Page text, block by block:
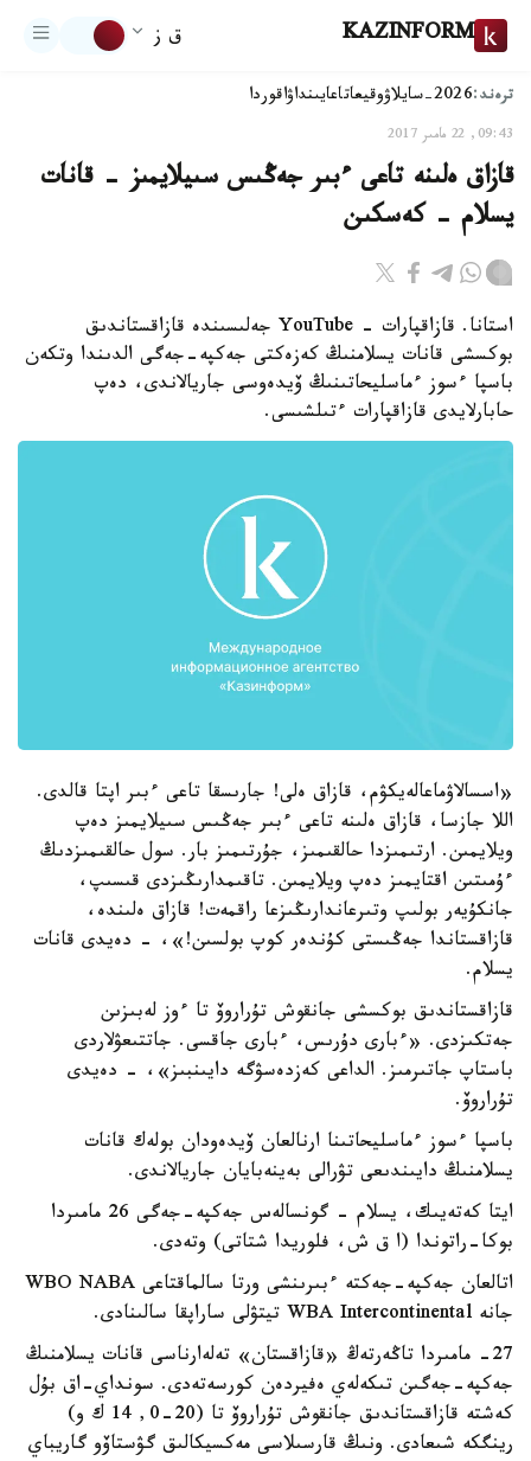
KAZINFORM ق ز
ترەند:2026-سايلاۋ وقيعاتاعايىنداۋاقوردا
09:43, 22 مامىر 2017
قازاق ەلىنە تاعى ءبىر جەڭىس سىيلايمىز - قانات
يسلام - كەسكىن
استانا. قازاقپارات - YouTube جەلىسىندە قازاقستاندىق
بوكسشى قانات يسلامنىڭ كەزەكتى جەكپە-جەگى الدىندا وتكەن
باسپا ءسوز ءماسليحاتىنىڭ ۆيدەوسى جاريالاندى، دەپ
حابارلايدى قازاقپارات ءتىلشىسى.
«اسسالاۋماعالەيكۋم، قازاق ەلى! جارىسقا تاعى ءبىر اپتا قالدى.
اللا جازسا، قازاق ەلىنە تاعى ءبىر جەڭىس سىيلايمىز دەپ
ويلايمىن. ارتىمىزدا حالقىمىز، جۇرتىمىز بار. سول حالقىمىزدىڭ
ءۇمىتىن اقتايمىز دەپ ويلايمىن. تاقىمدارىڭىزدى قىسىپ،
جانكۇيەر بولىپ وتىرعاندارىڭىزعا راقمەت! قازاق ەلىندە،
قازاقستاندا جەڭىستى كۇندەر كوپ بولسىن!»، - دەيدى قانات
يسلام.
قازاقستاندىق بوكسشى جانقوش تۇراروۆ تا ءوز لەبىزىن
جەتكىزدى. «ءبارى دۇرىس، ءبارى جاقسى. جاتتىعۋلاردى
باستاپ جاتىرمىز. الداعى كەزدەسۋگە دايىنبىز»، - دەيدى
تۇراروۆ.
باسپا ءسوز ءماسليحاتىنا ارنالعان ۆيدەودان بولەك قانات
يسلامنىڭ دايىندىعى تۋرالى بەينەبايان جاريالاندى.
ايتا كەتەيىك، يسلام - گونسالەس جەكپە-جەگى 26 مامىردا
بوكا-راتوندا (ا ق ش، فلوريدا شتاتى) وتەدى.
اتالعان جەكپە-جەكتە ءبىرىنشى ورتا سالماقتاعى WBO NABA
جانە WBA Intercontinental تيتۋلى ساراپقا سالىنادى.
27- مامىردا تاڭەرتەڭ «قازاقستان» تەلەارناسى قانات يسلامنىڭ
جەكپە-جەگىن تىكەلەي ەفيردەن كورسەتەدى. سونداي-اق بۇل
كەشتە قازاقستاندىق جانقوش تۇراروۆ تا (20-0, 14 ك و)
رينگكە شىعادى. ونىڭ قارسىلاسى مەكسيكالىق گۋستاۆو گاريباي